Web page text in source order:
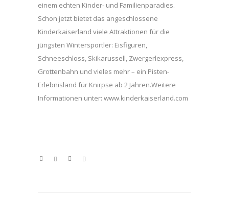
einem echten Kinder- und Familienparadies.
Schon jetzt bietet das angeschlossene
Kinderkaiserland viele Attraktionen für die
jüngsten Wintersportler: Eisfiguren,
Schneeschloss, Skikarussell, Zwergerlexpress,
Grottenbahn und vieles mehr – ein Pisten-
Erlebnisland für Knirpse ab 2 Jahren.Weitere
Informationen unter: www.kinderkaiserland.com